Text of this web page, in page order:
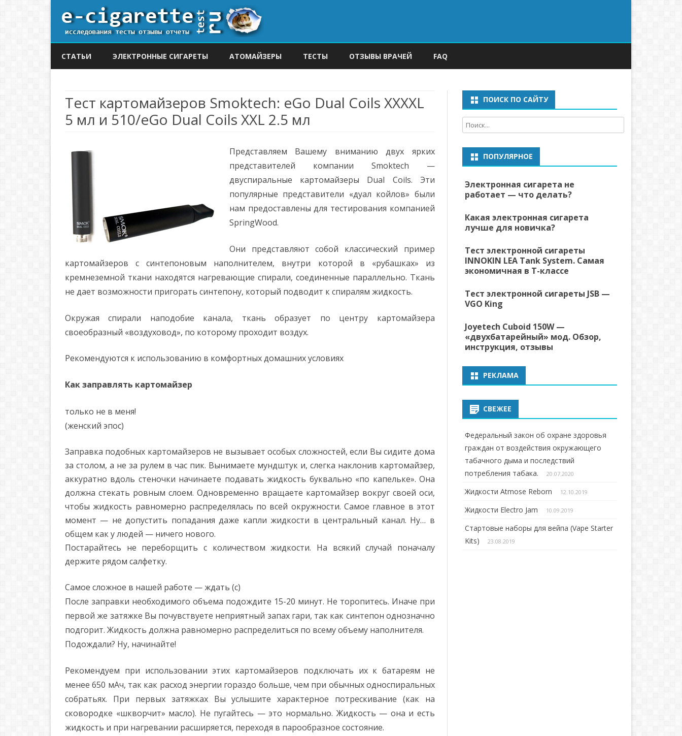
СТАТЬИ ЭЛЕКТРОННЫЕ СИГАРЕТЫ АТОМАЙЗЕРЫ ТЕСТЫ ОТЗЫВЫ ВРАЧЕЙ FAQ
Тест картомайзеров Smoktech: eGo Dual Coils XXXXL
5 мл и 510/eGo Dual Coils XXL 2.5 мл
Представляем Вашему вниманию двух ярких
представителей компании Smoktech —
двуспиральные картомайзеры Dual Coils. Эти
популярные представители «дуал койлов» были
нам предоставлены для тестирования компанией
SpringWood.
Они представляют собой классический пример
картомайзеров с синтепоновым наполнителем, внутри которой в «рубашках» из
кремнеземной ткани находятся нагревающие спирали, соединенные параллельно. Ткань
не дает возможности пригорать синтепону, который подводит к спиралям жидкость.
Окружая спирали наподобие канала, ткань образует по центру картомайзера
своеобразный «воздуховод», по которому проходит воздух.
Рекомендуются к использованию в комфортных домашних условиях
Как заправлять картомайзер
только не в меня!
(женский эпос)
Заправка подобных картомайзеров не вызывает особых сложностей, если Вы сидите дома
за столом, а не за рулем в час пик. Вынимаете мундштук и, слегка наклонив картомайзер,
аккуратно вдоль стеночки начинаете подавать жидкость буквально «по капельке». Она
должна стекать ровным слоем. Одновременно вращаете картомайзер вокруг своей оси,
чтобы жидкость равномерно распределялась по всей окружности. Самое главное в этот
момент — не допустить попадания даже капли жидкости в центральный канал. Ну… в
общем как у людей — ничего нового.
Постарайтесь не переборщить с количеством жидкости. На всякий случай поначалу
держите рядом салфетку.
Самое сложное в нашей работе — ждать (с)
После заправки необходимого объема подождите 15-20 минут. Не торопитесь. Иначе при
первой же затяжке Вы почувствуете неприятный запах гари, так как синтепон однозначно
подгорит. Жидкость должна равномерно распределиться по всему объему наполнителя.
Подождали? Ну, начинайте!
Рекомендуем при использовании этих картомайзеров подключать их к батареям не
менее 650 мАч, так как расход энергии гораздо больше, чем при обычных односпиральных
собратьях. При первых затяжках Вы услышите характерное потрескивание (как на
сковородке «шкворчит» масло). Не пугайтесь — это нормально. Жидкость — она и есть
жидкость и при нагревании расширяется, переходя в парообразное состояние.
ПОИСК ПО САЙТУ
ПОПУЛЯРНОЕ
Электронная сигарета не
работает — что делать?
Какая электронная сигарета
лучше для новичка?
Тест электронной сигареты
INNOKIN LEA Tank System. Самая
экономичная в Т-классе
Тест электронной сигареты JSB —
VGO King
Joyetech Cuboid 150W —
«двухбатарейный» мод. Обзор,
инструкция, отзывы
РЕКЛАМА
СВЕЖЕЕ
Федеральный закон об охране здоровья
граждан от воздействия окружающего
табачного дыма и последствий
потребления табака.
20.07.2020
Жидкости Atmose Reborn 12.10.2019
Жидкости Electro Jam 10.09.2019
Стартовые наборы для вейпа (Vape Starter
Kits)
23.08.2019